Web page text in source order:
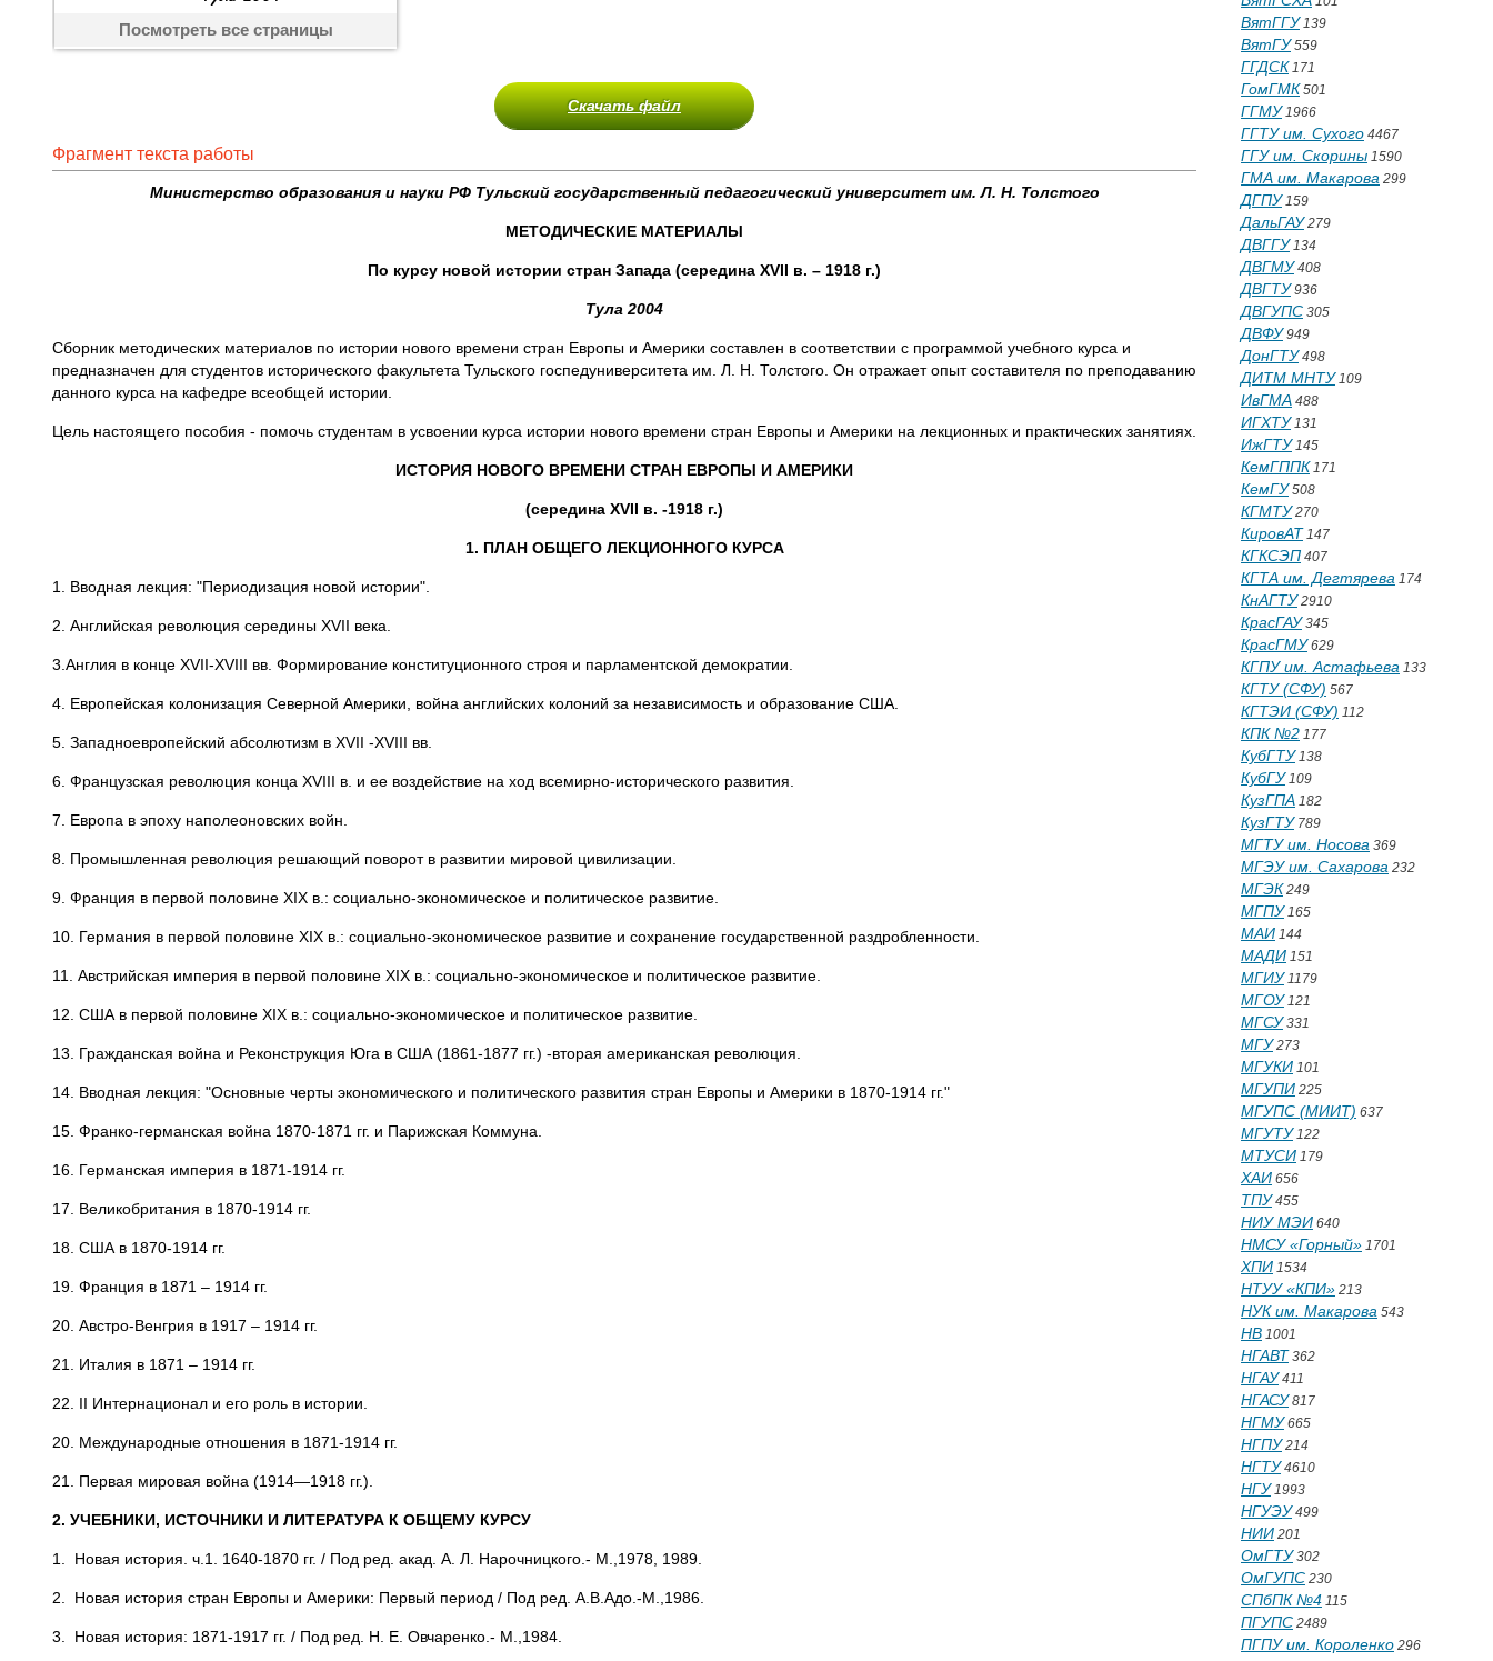
Посмотреть все страницы
Скачать файл
Фрагмент текста работы
Министерство образования и науки РФ Тульский государственный педагогический университет им. Л. Н. Толстого
МЕТОДИЧЕСКИЕ МАТЕРИАЛЫ
По курсу новой истории стран Запада (середина XVII в. – 1918 г.)
Тула 2004
Сборник методических материалов по истории нового времени стран Европы и Америки составлен в соответствии с программой учебного курса и
предназначен для студентов исторического факультета Тульского госпедуниверситета им. Л. Н. Толстого. Он отражает опыт составителя по преподаванию
данного курса на кафедре всеобщей истории.
Цель настоящего пособия - помочь студентам в усвоении курса истории нового времени стран Европы и Америки на лекционных и практических занятиях.
ИСТОРИЯ НОВОГО ВРЕМЕНИ СТРАН ЕВРОПЫ И АМЕРИКИ
(середина XVII в. -1918 г.)
1. ПЛАН ОБЩЕГО ЛЕКЦИОННОГО КУРСА
1. Вводная лекция: "Периодизация новой истории".
2. Английская революция середины XVII века.
3.Англия в конце XVII-XVIII вв. Формирование конституционного строя и парламентской демократии.
4. Европейская колонизация Северной Америки, война английских колоний за независимость и образование США.
5. Западноевропейский абсолютизм в XVII -XVIII вв.
6. Французская революция конца XVIII в. и ее воздействие на ход всемирно-исторического развития.
7. Европа в эпоху наполеоновских войн.
8. Промышленная революция решающий поворот в развитии мировой цивилизации.
9. Франция в первой половине XIX в.: социально-экономическое и политическое развитие.
10. Германия в первой половине XIX в.: социально-экономическое развитие и сохранение государственной раздробленности.
11. Австрийская империя в первой половине XIX в.: социально-экономическое и политическое развитие.
12. США в первой половине XIX в.: социально-экономическое и политическое развитие.
13. Гражданская война и Реконструкция Юга в США (1861-1877 гг.) -вторая американская революция.
14. Вводная лекция: "Основные черты экономического и политического развития стран Европы и Америки в 1870-1914 гг."
15. Франко-германская война 1870-1871 гг. и Парижская Коммуна.
16. Германская империя в 1871-1914 гг.
17. Великобритания в 1870-1914 гг.
18. США в 1870-1914 гг.
19. Франция в 1871 – 1914 гг.
20. Австро-Венгрия в 1917 – 1914 гг.
21. Италия в 1871 – 1914 гг.
22. II Интернационал и его роль в истории.
20. Международные отношения в 1871-1914 гг.
21. Первая мировая война (1914—1918 гг.).
2. УЧЕБНИКИ, ИСТОЧНИКИ И ЛИТЕРАТУРА К ОБЩЕМУ КУРСУ
1. Новая история. ч.1. 1640-1870 гг. / Под ред. акад. А. Л. Нарочницкого.- М.,1978, 1989.
2. Новая история стран Европы и Америки: Первый период / Под ред. А.В.Адо.-М.,1986.
3. Новая история: 1871-1917 гг. / Под ред. Н. Е. Овчаренко.- М.,1984.
ВятГГУ139
ВятГУ559
ГГДСК 171
ГомГМК 501
ГГМУ1966
ГГТУ им. Сухого 4467
ГГУ им. Скорины 1590
ГМА им. Макарова 299
ДГПУ159
ДальГАУ279
ДВГГУ134
ДВГМУ408
ДВГТУ936
ДВГУПС 305
ДВФУ949
ДонГТУ498
ДИТМ МНТУ109
ИвГМА 488
ИГХТУ131
ИжГТУ145
КемГППК 171
КемГУ508
КГМТУ270
КировАТ 147
КГКСЭП 407
КГТА им. Дегтярева 174
КнАГТУ2910
КрасГАУ345
КрасГМУ629
КГПУ им. Астафьева 133
КГТУ (СФУ) 567
КГТЭИ (СФУ) 112
КПК №2 177
КубГТУ138
КубГУ109
КузГПА 182
КузГТУ789
МГТУ им. Носова 369
МГЭУ им. Сахарова 232
МГЭК 249
МГПУ165
МАИ 144
МАДИ 151
МГИУ1179
МГОУ121
МГСУ331
МГУ273
МГУКИ 101
МГУПИ 225
МГУПС (МИИТ) 637
МГУТУ122
МТУСИ 179
ХАИ 656
ТПУ455
НИУ МЭИ 640
НМСУ «Горный» 1701
ХПИ 1534
НТУУ «КПИ» 213
НУК им. Макарова 543
НВ 1001
НГАВТ 362
НГАУ411
НГАСУ817
НГМУ665
НГПУ214
НГТУ4610
НГУ1993
НГУЭУ499
НИИ 201
ОмГТУ302
ОмГУПС 230
СПбПК №4 115
ПГУПС 2489
ПГПУ им. Короленко 296